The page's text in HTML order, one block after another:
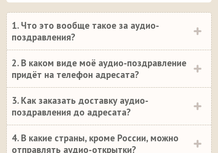
1. Что это вообще такое за аудио-
поздравления?
2. В каком виде моё аудио-поздравление
придёт на телефон адресата?
3. Как заказать доставку аудио-
поздравления до адресата?
4. В какие страны, кроме России, можно
отправлять аудио-открытки?